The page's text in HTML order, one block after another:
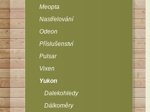
Meopta
Nastřelování
Odeon
Příslušenství
Pulsar
Vixen
Yukon
Dalekohledy
Dálkoměry